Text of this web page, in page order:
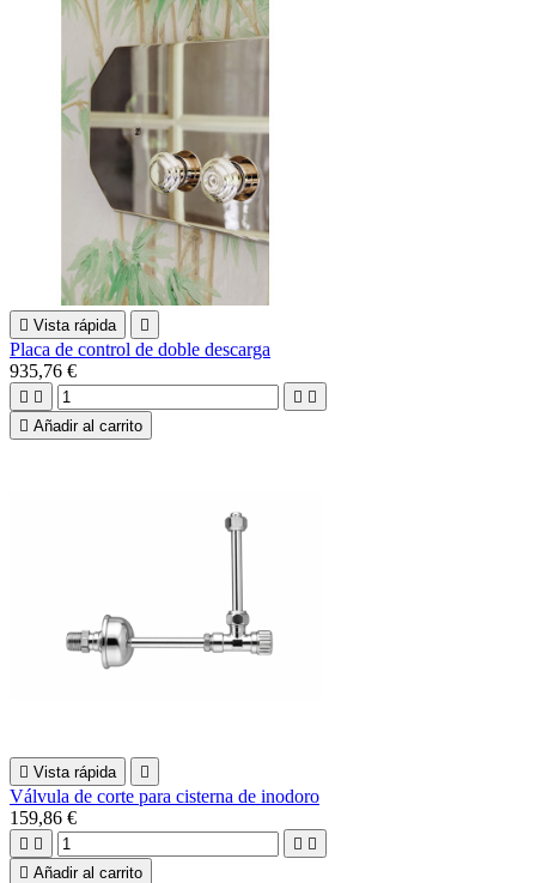
 Vista rápida 
Placa de control de doble descarga
935,76 €
   
 Añadir al carrito
 Vista rápida 
Válvula de corte para cisterna de inodoro
159,86 €
   
 Añadir al carrito